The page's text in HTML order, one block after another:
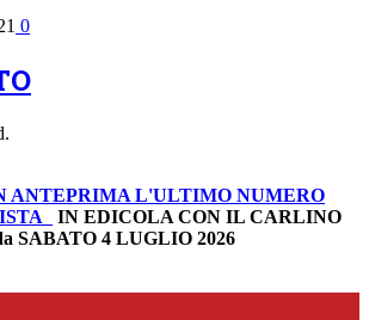
0
ANTEPRIMA L'ULTIMO NUMERO
IN EDICOLA CON IL CARLINO
SABATO 4 LUGLIO 2026